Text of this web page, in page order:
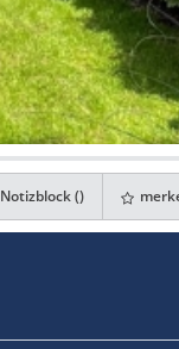
Notizblock ()